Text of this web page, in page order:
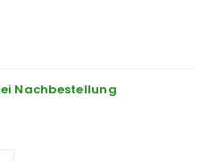
Nachbestellung